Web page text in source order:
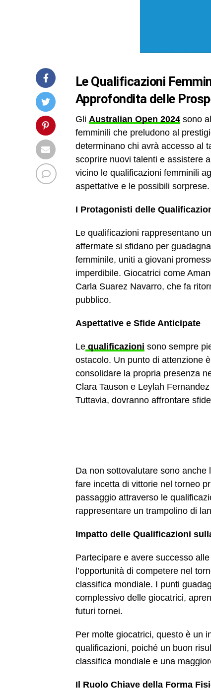
Le Qualificazioni
Approfondita delle
Gli Australian Open 2024 sono
femminili che preludono al
determinano chi avrà accesso al
scoprire nuovi talenti e assistere
vicino le qualificazioni femminili
aspettative e le possibili sorprese.
I Protagonisti delle
Le qualificazioni rappresentano
affermate si sfidano per
femminile, uniti a giovani
imperdibile. Giocatrici come
Carla Suarez Navarro, che fa
pubblico.
Aspettative e Sfide Anticipate
Le qualificazioni sono sempre
ostacolo. Un punto di attenzione
consolidare la propria presenza
Clara Tauson e Leylah
Tuttavia, dovranno affrontare
Da non sottovalutare sono
fare incetta di vittorie nel torneo
passaggio attraverso le
rappresentare un trampolino di
Impatto delle Qualificazioni
Partecipare e avere successo
l’opportunità di competere nel
classifica mondiale. I punti
complessivo delle giocatrici,
futuri tornei.
Per molte giocatrici, questo è un
qualificazioni, poiché un buon
classifica mondiale e una
Il Ruolo Chiave della Forma